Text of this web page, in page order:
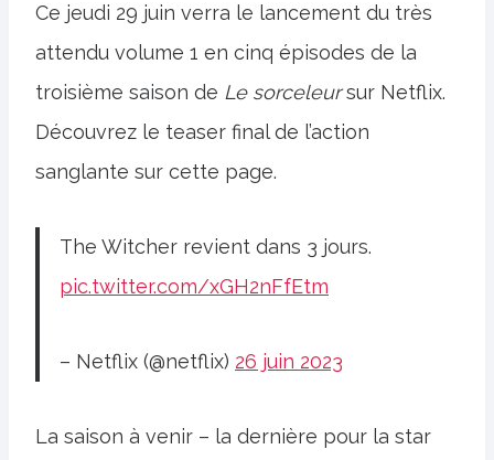
Ce jeudi 29 juin verra le lancement du très
attendu volume 1 en cinq épisodes de la
troisième saison de Le sorceleursur Netflix.
Découvrez le teaser final de l’action
sanglante sur cette page.
The Witcher revient dans 3 jours.
pic.twitter.com/xGH2nFfEtm
– Netflix (@netflix) 26 juin 2023
La saison à venir – la dernière pour la star